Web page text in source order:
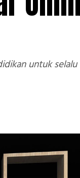
untuk